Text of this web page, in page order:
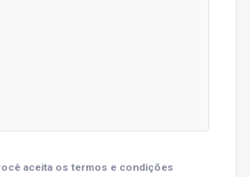
aceita os termos e condições